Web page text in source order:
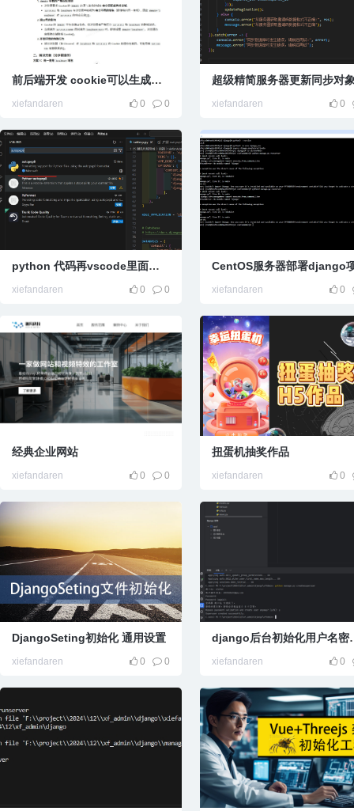
前后端开发 cookie可以生成但是无法保存的b
0 0
xiefandaren 0
xiefandaren
python 代码再vscode里面无法格式化
0 0
xiefandaren 0
xiefandaren
经典企业网站
0 0
xiefandaren
扭蛋机抽奖作品
0
xiefandaren
DjangoSeting初始化 通用设置
0 0
xiefandaren
django
0
xiefandaren